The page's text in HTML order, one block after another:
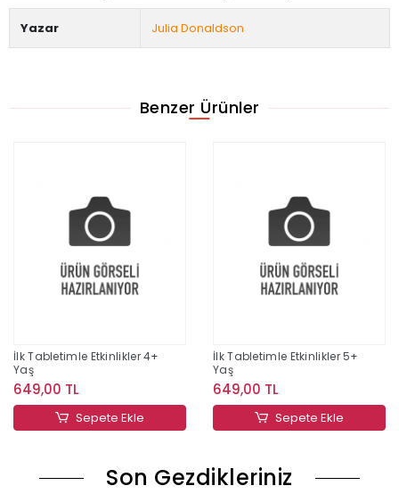
Yazar Julia Donaldson
Benzer Ürünler
İlk Tabletimle Etkinlikler 4+
Yaş
649,00 TL
Sepete Ekle
İlk Tabletimle Etkinlikler 5+
Yaş
649,00 TL
Sepete Ekle
Son Gezdikleriniz